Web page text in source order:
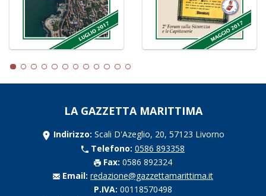
LA GAZZETTA MARITTIMA
Indirizzo: Scali D'Azeglio, 20, 57123 Livorno
Telefono: 0586 893358
Fax: 0586 892324
Email: redazione@gazzettamarittima.it
P.IVA: 00118570498